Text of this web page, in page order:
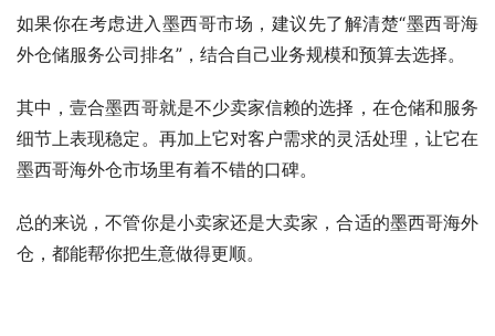
如果你在考虑进入墨西哥市场，建议先了解清楚“墨西哥海
外仓储服务公司排名”，结合自己业务规模和预算去选择。
其中，壹合墨西哥就是不少卖家信赖的选择，在仓储和服务
细节上表现稳定。再加上它对客户需求的灵活处理，让它在
墨西哥海外仓市场里有着不错的口碑。
总的来说，不管你是小卖家还是大卖家，合适的墨西哥海外
仓，都能帮你把生意做得更顺。